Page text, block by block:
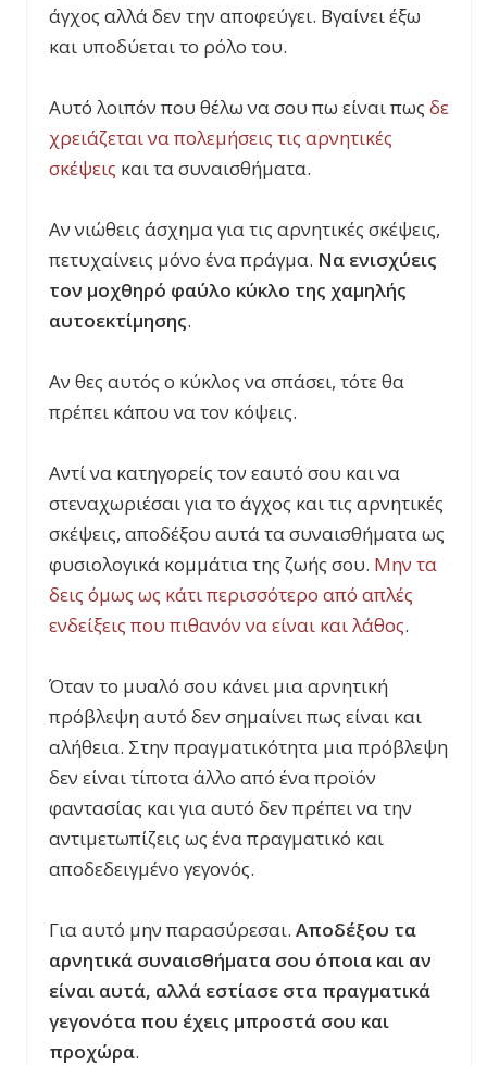
άγχος αλλά δεν την αποφεύγει. Βγαίνει έξω
και υποδύεται το ρόλο του.
Αυτό λοιπόν που θέλω να σου πω είναι πως δε
χρειάζεται να πολεμήσεις τις αρνητικές
σκέψεις και τα συναισθήματα.
Αν νιώθεις άσχημα για τις αρνητικές σκέψεις,
πετυχαίνεις μόνο ένα πράγμα. Να ενισχύεις
τον μοχθηρό φαύλο κύκλο της χαμηλής
αυτοεκτίμησης.
Αν θες αυτός ο κύκλος να σπάσει, τότε θα
πρέπει κάπου να τον κόψεις.
Αντί να κατηγορείς τον εαυτό σου και να
στεναχωριέσαι για το άγχος και τις αρνητικές
σκέψεις, αποδέξου αυτά τα συναισθήματα ως
φυσιολογικά κομμάτια της ζωής σου. Μην τα
δεις όμως ως κάτι περισσότερο από απλές
ενδείξεις που πιθανόν να είναι και λάθος.
Όταν το μυαλό σου κάνει μια αρνητική
πρόβλεψη αυτό δεν σημαίνει πως είναι και
αλήθεια. Στην πραγματικότητα μια πρόβλεψη
δεν είναι τίποτα άλλο από ένα προϊόν
φαντασίας και για αυτό δεν πρέπει να την
αντιμετωπίζεις ως ένα πραγματικό και
αποδεδειγμένο γεγονός.
Για αυτό μην παρασύρεσαι. Αποδέξου τα
αρνητικά συναισθήματα σου όποια και αν
είναι αυτά, αλλά εστίασε στα πραγματικά
γεγονότα που έχεις μπροστά σου και
προχώρα.